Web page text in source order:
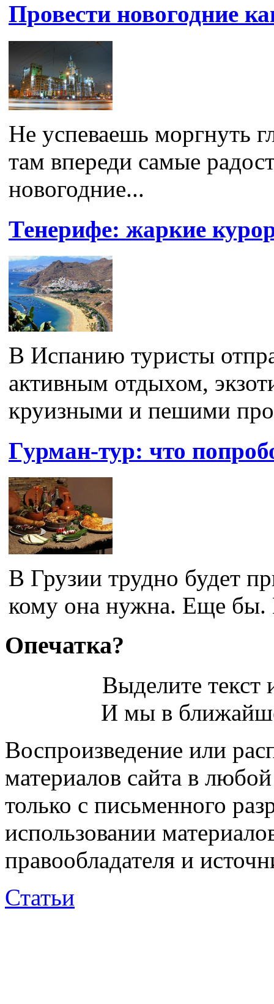
Провести новогодние
Не успеваешь моргнуть
там впереди самые
новогодние...
Тенерифе: жаркие
В Испанию туристы
активным отдыхом,
круизными и пешими
Гурман-тур: что
В Грузии трудно будет
кому она нужна. Еще бы.
Опечатка?
Выделите
И мы в
Воспроизведение или
материалов сайта в
только с письменного
использовании
правообладателя и
Статьи